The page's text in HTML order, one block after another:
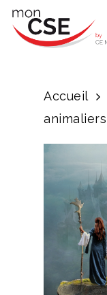
Skip
Accueil
animaliers